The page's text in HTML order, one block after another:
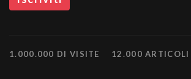
1.000.000 DI VISITE 12.000 ARTICOLI